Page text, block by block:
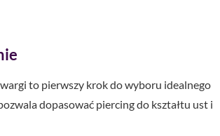
to pierwszy krok do wyboru idealnego
dopasować piercing do kształtu ust i